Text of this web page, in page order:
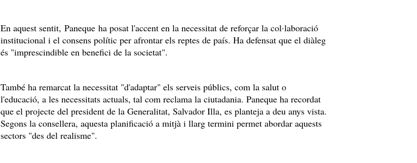
En aquest sentit, Paneque ha posat l'accent en la necessitat de reforçar la col·laboració
institucional i el consens polític per afrontar els reptes de país. Ha defensat que el diàleg
és "imprescindible en benefici de la societat".
També ha remarcat la necessitat "d'adaptar" els serveis públics, com la salut o
l'educació, a les necessitats actuals, tal com reclama la ciutadania. Paneque ha recordat
que el projecte del president de la Generalitat, Salvador Illa, es planteja a deu anys vista.
Segons la consellera, aquesta planificació a mitjà i llarg termini permet abordar aquests
sectors "des del realisme".